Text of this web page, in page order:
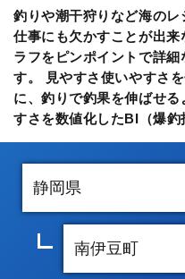
釣りや潮干狩りなど海の
仕事にも欠かすことが出
ラフをピンポイントで詳
す。 見やすさ使いやすさ
に、釣りで釣果を伸ばせ
すさを数値化したBI（爆釣